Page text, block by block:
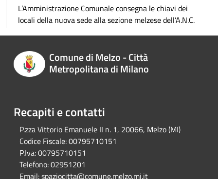
L’Amministrazione Comunale consegna le chiavi dei
locali della nuova sede alla sezione melzese dell’A.N.C.
Comune di Melzo - Città
Metropolitana di Milano
Recapiti e contatti
P.zza Vittorio Emanuele II n. 1, 20066, Melzo (MI)
Codice Fiscale:00795710151
P.Iva:00795710151
Telefono:02951201
Email:spaziocitta@comune.melzo.mi.it